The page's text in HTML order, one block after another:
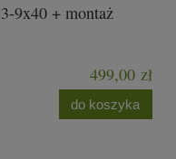
9x40 + montaż
499,00 zł
do koszyka